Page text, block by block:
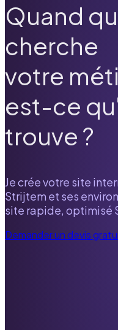
Quand
cherche
votre
est-ce
trouve ?
Je crée votre site
Strijtem et ses
site rapide, optimisé
Demander un devis